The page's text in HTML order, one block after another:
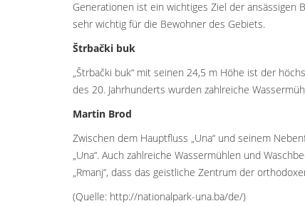
Generationen ist ein wichtiges Ziel der ansässigen
sehr wichtig für die Bewohner des Gebiets.
Štrbački buk
„Štrbački buk“ mit seinen 24,5 m Höhe ist der
des 20. Jahrhunderts wurden zahlreiche
Martin Brod
Zwischen dem Hauptfluss „Una“ und seinem
„Una“. Auch zahlreiche Wassermühlen und
„Rmanj“, dass das geistliche Zentrum der
(Quelle: http://nationalpark-una.ba/de/)